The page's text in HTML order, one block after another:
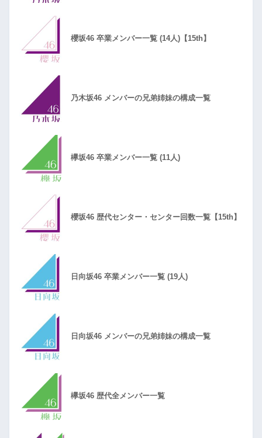
櫻坂46 卒業メンバー一覧 (14人)【15th】
乃木坂46 メンバーの兄弟姉妹の構成一覧
欅坂46 卒業メンバー一覧 (11人)
櫻坂46 歴代センター・センター回数一覧【15th】
日向坂46 卒業メンバー一覧 (19人)
日向坂46 メンバーの兄弟姉妹の構成一覧
欅坂46 歴代全メンバー一覧